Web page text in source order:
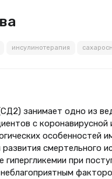
инсулинотерапия
занимает одно из
с
особенностей
смертельного
гипергликемии при
неблагоприятным